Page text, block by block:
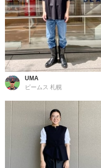
UMA
ビームス 札幌